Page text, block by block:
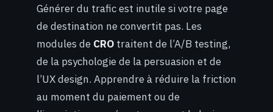
Générer du trafic est inutile si votre page
de destination ne convertit pas. Les
modules de CRO traitent de l’A/B testing,
de la psychologie de la persuasion et de
l’UX design. Apprendre à réduire la friction
au moment du paiement ou de